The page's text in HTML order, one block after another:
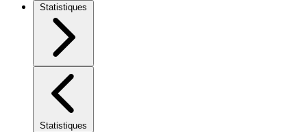
Statistiques
Statistiques